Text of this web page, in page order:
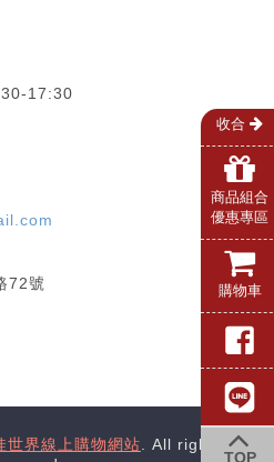
17:30
72號
世界線上購物網站. All rights
收合
商品組合
優惠專區
購物車
TOP